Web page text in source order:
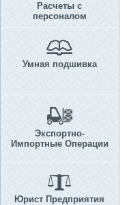
Расчеты с
персоналом
Умная подшивка
Экспортно-
Импортные Операции
Юрист Предприятия